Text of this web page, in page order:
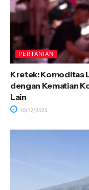
PERTANIAN
Kretek: Komoditas
dengan Kematian
Lain
10/12/2025